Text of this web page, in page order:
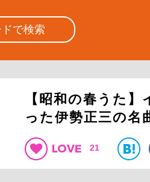
【昭和の春うた
った伊勢正三の名
21